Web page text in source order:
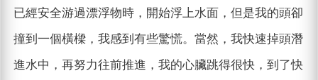
已經安全游過漂浮物時，開始浮上水面，但是我的頭卻
撞到一個橫樑，我感到有些驚慌。當然，我快速掉頭潛
進水中，再努力往前推進，我的心臟跳得很快，到了快